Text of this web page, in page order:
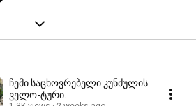
ჩემი საცხოვრებელი კუნძულის
ველო-ტური.